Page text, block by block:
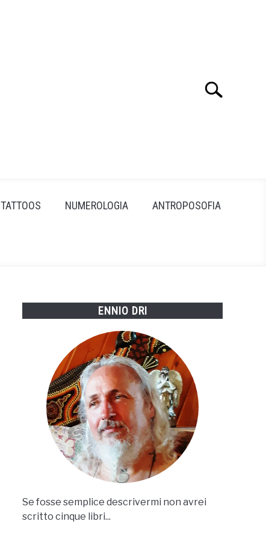
Search
TATTOOS NUMEROLOGIA ANTROPOSOFIA
ENNIO DRI
Se fosse semplice descrivermi non avrei
scritto cinque libri...